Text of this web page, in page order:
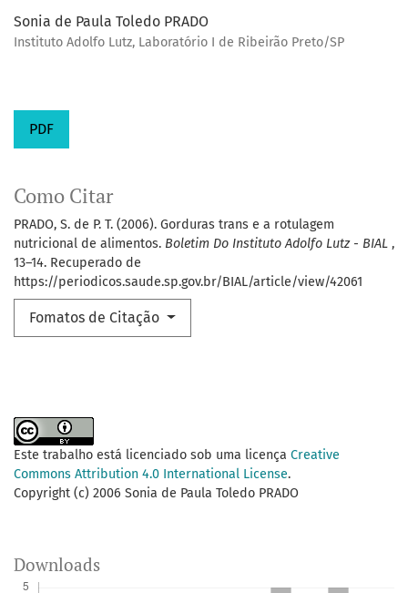
Sonia de Paula Toledo PRADO
Instituto Adolfo Lutz, Laboratório I de Ribeirão Preto/SP
PDF
Como Citar
PRADO, S. de P. T. (2006). Gorduras trans e a rotulagem
nutricional de alimentos. Boletim Do Instituto Adolfo Lutz - BIAL ,
13–14. Recuperado de
https://periodicos.saude.sp.gov.br/BIAL/article/view/42061
Fomatos de Citação
Este trabalho está licenciado sob uma licença Creative
Commons Attribution 4.0 International License.
Copyright (c) 2006 Sonia de Paula Toledo PRADO
Downloads